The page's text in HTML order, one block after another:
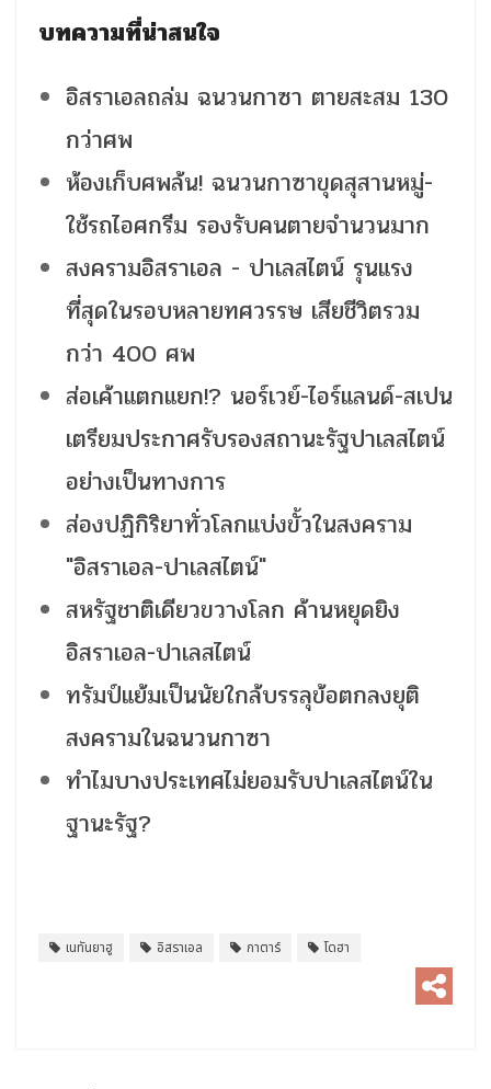
บทความที่น่าสนใจ
อิสราเอลถล่ม ฉนวนกาซา ตายสะสม 130
กว่าศพ
ห้องเก็บศพล้น! ฉนวนกาซาขุดสุสานหมู่-
ใช้รถไอศกรีม รองรับคนตายจำนวนมาก
สงครามอิสราเอล - ปาเลสไตน์ รุนแรง
ที่สุดในรอบหลายทศวรรษ เสียชีวิตรวม
กว่า 400 ศพ
ส่อเค้าแตกแยก!? นอร์เวย์-ไอร์แลนด์-สเปน
เตรียมประกาศรับรองสถานะรัฐปาเลสไตน์
อย่างเป็นทางการ
ส่องปฏิกิริยาทั่วโลกแบ่งขั้วในสงคราม
"อิสราเอล-ปาเลสไตน์"
สหรัฐชาติเดียวขวางโลก ค้านหยุดยิง
อิสราเอล-ปาเลสไตน์
ทรัมป์แย้มเป็นนัยใกล้บรรลุข้อตกลงยุติ
สงครามในฉนวนกาซา
ทำไมบางประเทศไม่ยอมรับปาเลสไตน์ใน
ฐานะรัฐ?
เนทันยาฮู อิสราเอล กาตาร์ โดฮา